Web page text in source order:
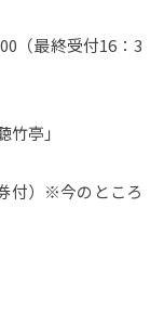
（最終受付16：3
亭」
付）※今のところ